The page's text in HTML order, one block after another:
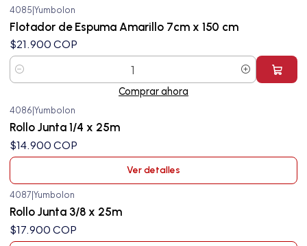
4085 Yumbolon
Flotador de Espuma Amarillo 7cm x 150 cm
$21.900 COP
Cantidad
Comprar ahora
Agotado
4086 Yumbolon
Rollo Junta 1/4 x 25m
$14.900 COP
Ver detalles
Agotado
4087 Yumbolon
Rollo Junta 3/8 x 25m
$17.900 COP